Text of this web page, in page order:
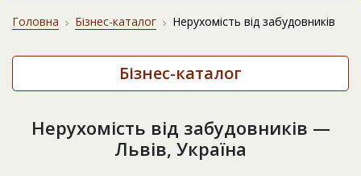
Головна Бізнес-каталог Нерухомість від забудовників
Бізнес-каталог
Нерухомість від забудовників —
Львів, Україна